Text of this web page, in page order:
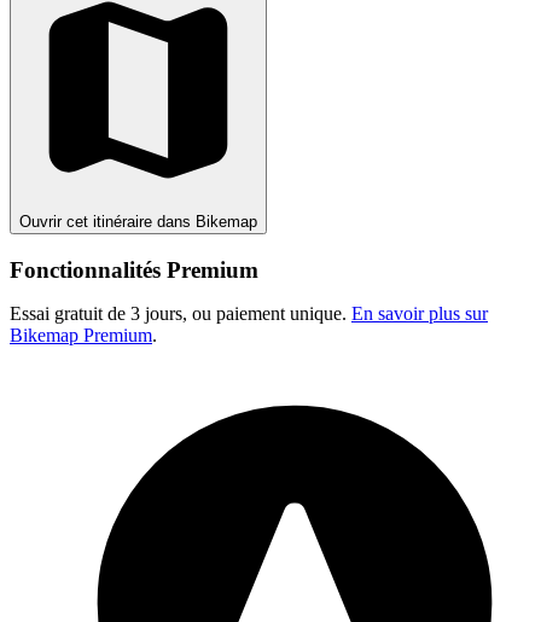
Ouvrir cet itinéraire dans Bikemap
Fonctionnalités Premium
Essai gratuit de 3 jours, ou paiement unique. En savoir plus sur
Bikemap Premium.